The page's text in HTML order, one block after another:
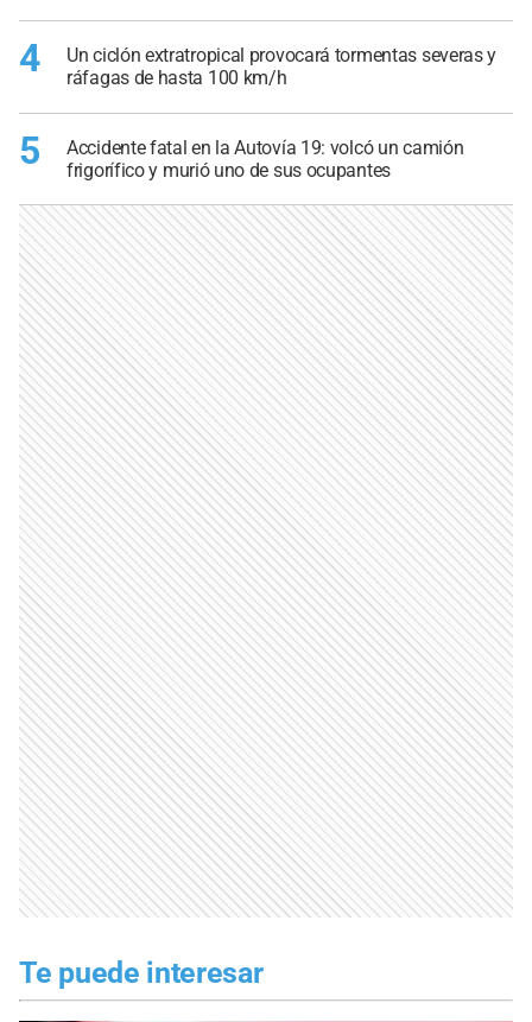
4
Un ciclón extratropical provocará tormentas severas y
ráfagas de hasta 100 km/h
5
Accidente fatal en la Autovía 19: volcó un camión
frigorífico y murió uno de sus ocupantes
Te puede interesar